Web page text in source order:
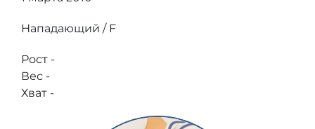
Нападающий / F
Рост -
Вес -
Хват -